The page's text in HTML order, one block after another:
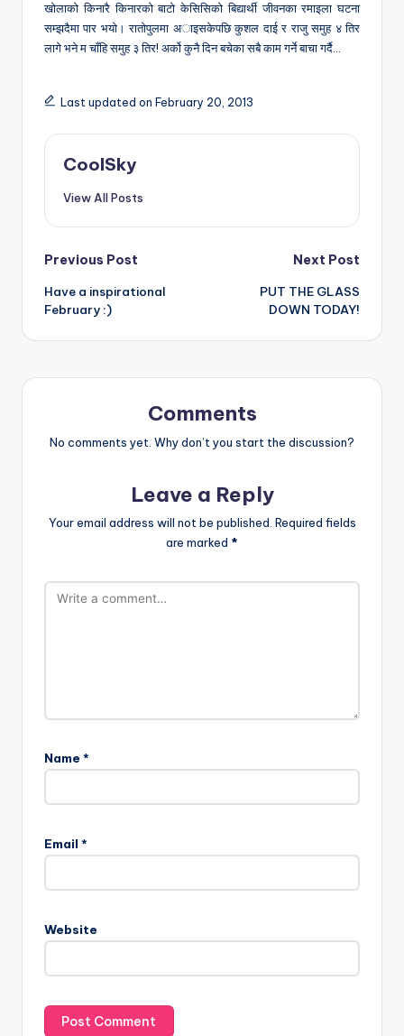
खोलाको किनारै किनारको बाटो केसिसिको बिद्यार्थी जीवनका रमाइला घटना
सम्झदैमा पार भयो। रातोपुलमा अाइसकेपछि कुशल दाई र राजु समुह ४ तिर
लागे भने म चाँहि समुह ३ तिर! अर्को कुनै दिन बचेका सबै काम गर्ने बाचा गर्दै…
Last updated on February 20, 2013
CoolSky
View All Posts
Post
navigation
Previous Post
Have a inspirational
February :)
Next Post
PUT THE GLASS
DOWN TODAY!
Comments
No comments yet. Why don’t you start the discussion?
Leave a Reply
Your email address will not be published. Required fields
are marked *
Name *
Email *
Website